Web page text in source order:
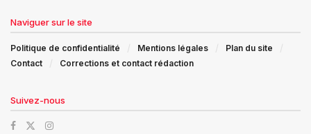
Naviguer sur le site
Politique de confidentialité Mentions légales
Plan du site
Contact
Corrections et contact rédaction
Suivez-nous